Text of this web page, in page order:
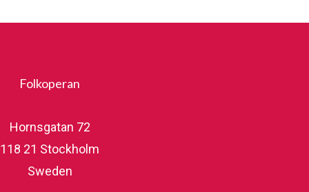
Folkoperan
Hornsgatan 72
118 21 Stockholm
Sweden